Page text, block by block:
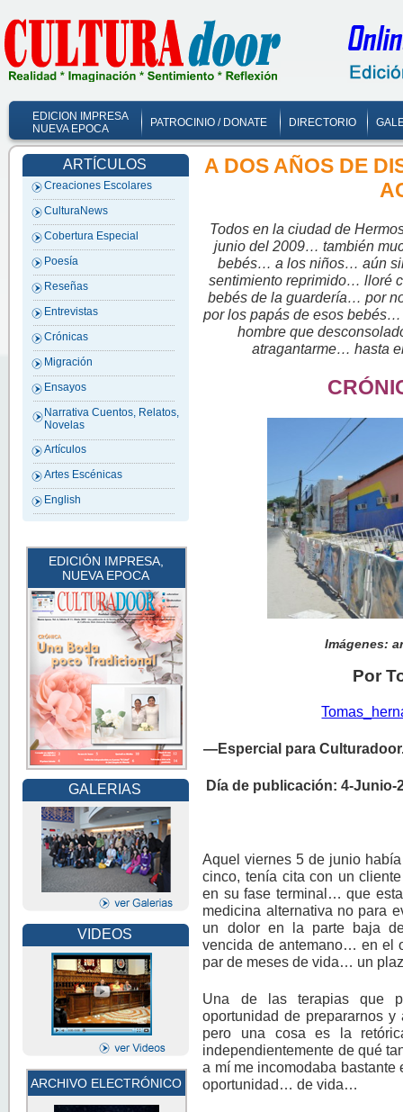
EDICION IMPRESA
NUEVA EPOCA
PATROCINIO / DONATE DIRECTORIO
ARTÍCULOS
Creaciones Escolares
CulturaNews
Cobertura Especial
Poesía
Reseñas
Entrevistas
Crónicas
Migración
Ensayos
Narrativa Cuentos, Relatos,
Novelas
Artículos
Artes Escénicas
English
EDICIÓN IMPRESA,
NUEVA EPOCA
GALERIAS
VIDEOS
ARCHIVO ELECTRÓNICO
A DOS AÑOS DE
Todos en la ciudad de
junio del 2009… también
bebés… a los niños… aún
sentimiento reprimido… lloré
bebés de la guardería… por
por los papás de esos
hombre que
atragantarme… hasta
Imágenes:
Por
—Espercial para
Día de publicación: 4-Junio-
Aquel viernes 5 de junio
cinco, tenía cita con un
en su fase terminal… que
medicina alternativa no para
un dolor en la parte baja
vencida de antemano… en el
par de meses de vida… un
Una de las terapias que
oportunidad de prepararnos
pero una cosa es la
independientemente de qué
a mí me incomodaba bastante
oportunidad… de vida…